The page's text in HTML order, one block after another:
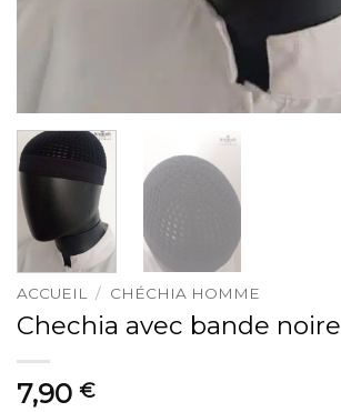
ACCUEIL / CHÉCHIA HOMME
Chechia avec bande noire
7,90 €